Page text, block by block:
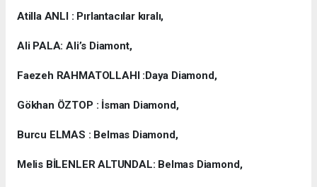
Atilla ANLI : Pırlantacılar kıralı,
Ali PALA: Ali’s Diamont,
Faezeh RAHMATOLLAHI :Daya Diamond,
Gökhan ÖZTOP : İsman Diamond,
Burcu ELMAS : Belmas Diamond,
Melis BİLENLER ALTUNDAL: Belmas Diamond,